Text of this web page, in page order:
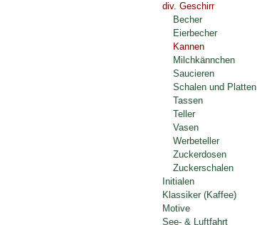
div. Geschirr
Becher
Eierbecher
Kannen
Milchkännchen
Saucieren
Schalen und Platten
Tassen
Teller
Vasen
Werbeteller
Zuckerdosen
Zuckerschalen
Initialen
Klassiker (Kaffee)
Motive
See- & Luftfahrt